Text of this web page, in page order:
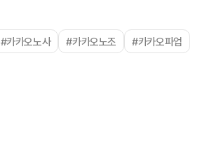
#카카오노사 #카카오노조 #카카오파업